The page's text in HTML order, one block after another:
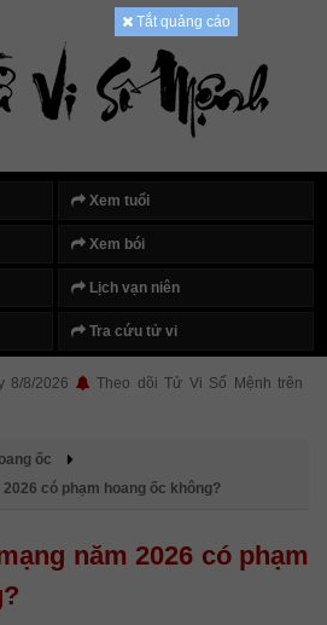
Xem tuổi
Xem bói
Lịch vạn niên
Tra cứu tử vi
8/8/2026 Theo dõi Tử Vi Số Mệnh trên
Tắt quảng cáo
ốc
có phạm hoang ốc không?
năm 2026 có phạm